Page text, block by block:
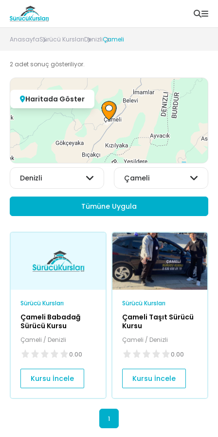
AnasayfaSürücü KurslarıDenizliÇameli
2 adet sonuç gösteriliyor.
Haritada Göster
Tümüne Uygula
Sürücü Kursları
Çameli Babadağ
Sürücü Kursu
Çameli / Denizli
0.00
Kursu İncele
Sürücü Kursları
Çameli Taşıt Sürücü
Kursu
Çameli / Denizli
0.00
Kursu İncele
1